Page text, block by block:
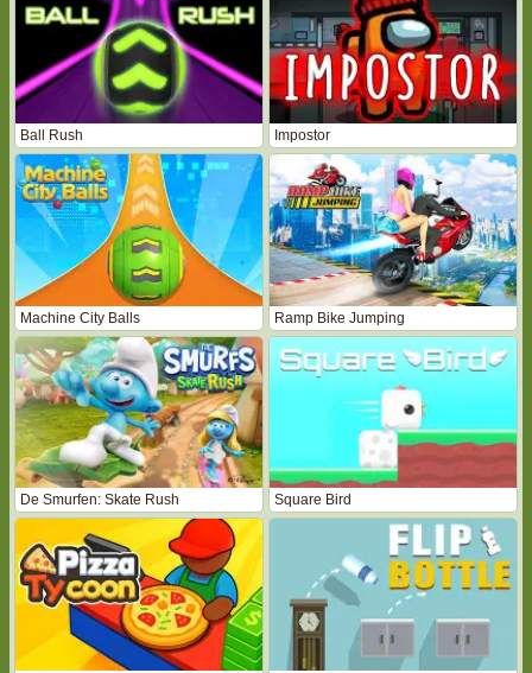
Ball Rush Impostor
Machine City Balls Ramp Bike Jumping
De Smurfen: Skate Rush Square Bird